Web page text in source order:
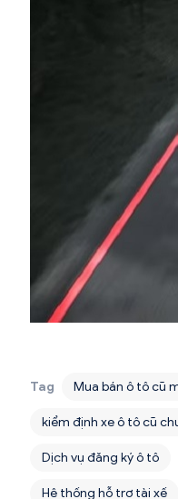
Tag Mua bán ô tô cũ
kiểm định xe ô tô cũ
Dịch vụ đăng ký ô tô
Hệ thống hỗ trợ tài xế